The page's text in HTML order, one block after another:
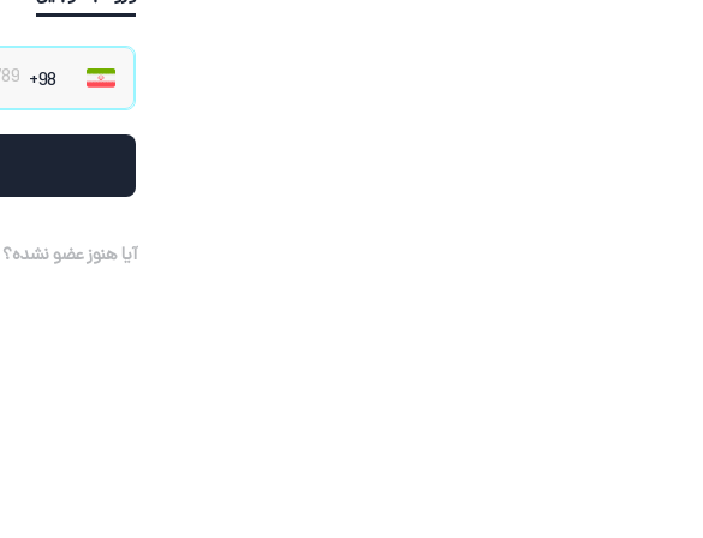
آیا هنوز عضو نشده؟